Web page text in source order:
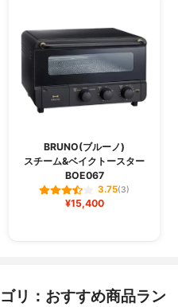
BRUNO(ブルーノ)
スチーム&ベイクトースター
BOE067
3.75(3)
¥15,400
リ：おすすめ商品ラン